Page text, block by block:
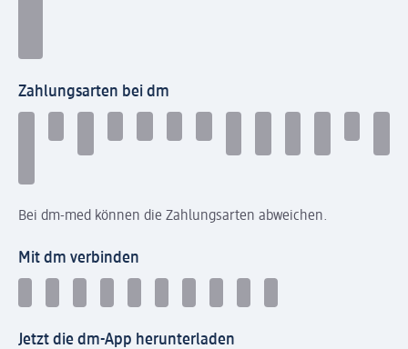
Zahlungsarten bei dm
Bei dm-med können die Zahlungsarten abweichen.
Mit dm verbinden
Jetzt die dm-App herunterladen